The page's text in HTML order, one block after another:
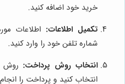
خرید خود اضافه کنید.
تکمیل اطلاعات: اطلاعات
شماره تلفن خود را وارد کنید.
انتخاب روش پرداخت: روش
انتخاب کنید و پرداخت را